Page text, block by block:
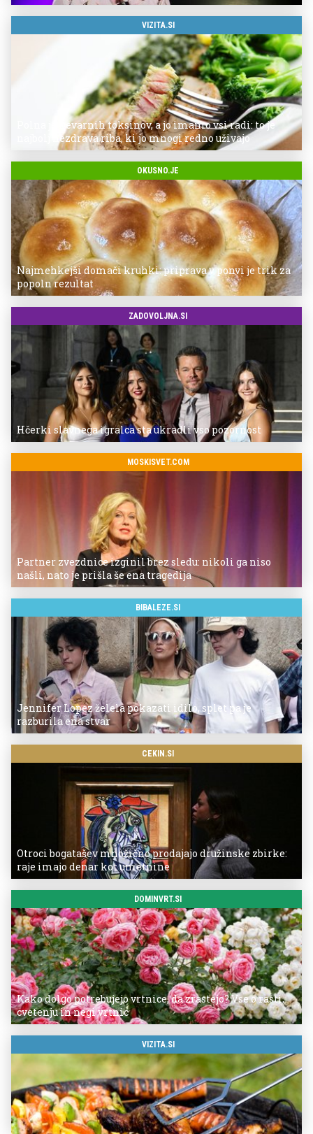
VIZITA.SI
Polna je nevarnih toksinov, a jo imamo vsi radi: to je
najbolj nezdrava riba, ki jo mnogi redno uživajo
OKUSNO.JE
Najmehkejši domači kruhki: priprava v ponvi je trik za
popoln rezultat
ZADOVOLJNA.SI
Hčerki slavnega igralca sta ukradli vso pozornost
MOSKISVET.COM
Partner zvezdnice izginil brez sledu: nikoli ga niso
našli, nato je prišla še ena tragedija
BIBALEZE.SI
Jennifer Lopez želela pokazati idilo, splet pa je
razburila ena stvar
CEKIN.SI
Otroci bogatašev množično prodajajo družinske zbirke:
raje imajo denar kot umetnine
DOMINVRT.SI
Kako dolgo potrebujejo vrtnice, da zrastejo? Vse o rasti,
cvetenju in negi vrtnic
VIZITA.SI